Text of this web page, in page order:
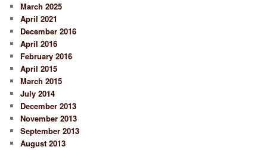
March 2025
April 2021
December 2016
April 2016
February 2016
April 2015
March 2015
July 2014
December 2013
November 2013
September 2013
August 2013